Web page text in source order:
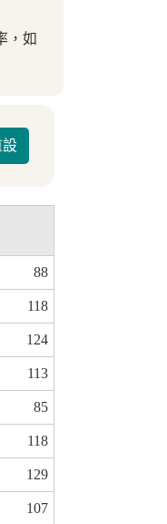
，如
設
88
118
124
113
85
118
129
107